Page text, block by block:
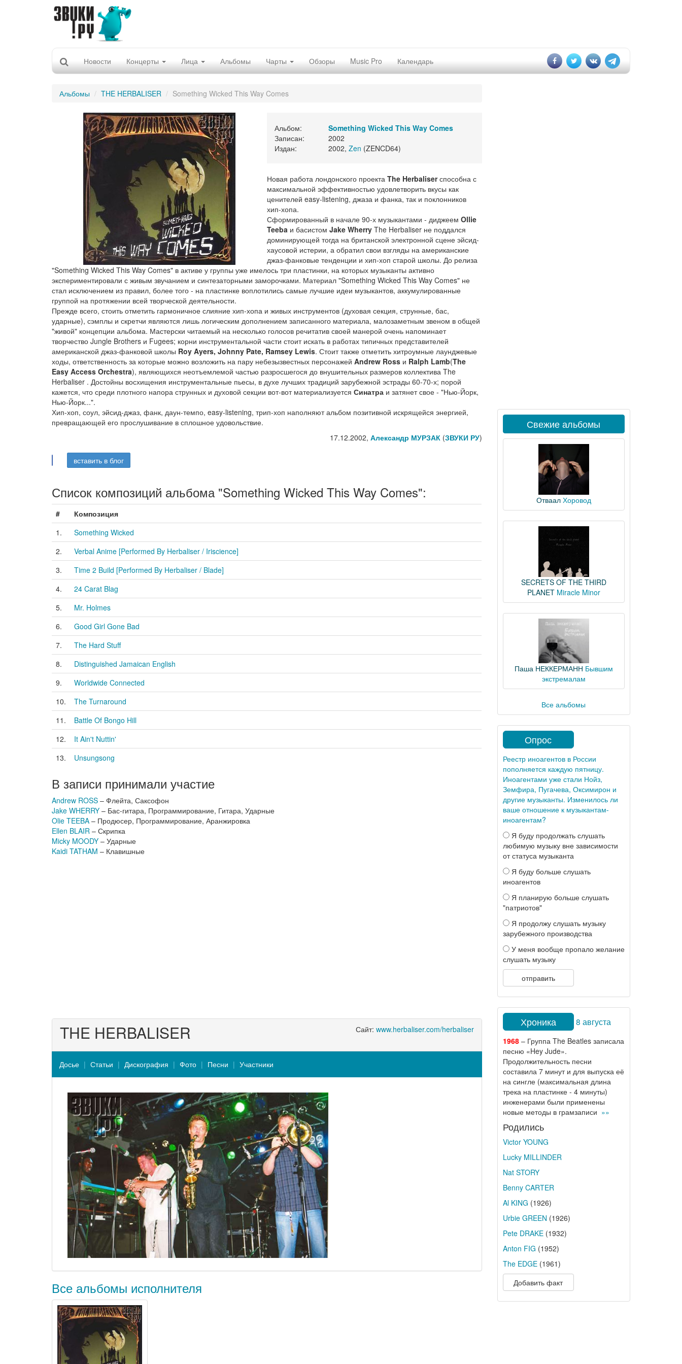
Новости Концерты Лица Альбомы Чарты Обзоры Music Pro Календарь
Альбомы THE HERBALISER Something Wicked This Way Comes
Альбом:
Something Wicked This Way Comes
Записан:
2002
Издан:
2002, Zen (ZENCD64)
Новая работа лондонского проекта The Herbaliserспособна с
максимальной эффективностью удовлетворить вкусы как
ценителей easy-listening, джаза и фанка, так и поклонников
хип-хопа.
Сформированный в начале 90-х музыкантами - диджеем Ollie
Teebaи басистом Jake WherryThe Herbaliser не поддался
доминирующей тогда на британской электронной сцене эйсид-
хаусовой истерии, а обратил свои взгляды на американские
джаз-фанковые тенденции и хип-хоп старой школы. До релиза
"Something Wicked This Way Comes" в активе у группы уже имелось три пластинки, на которых музыканты активно
экспериментировали с живым звучанием и синтезаторными заморочками. Материал "Something Wicked This Way Comes" не
стал исключением из правил, более того - на пластинке воплотились самые лучшие идеи музыкантов, аккумулированные
группой на протяжении всей творческой деятельности.
Прежде всего, стоить отметить гармоничное слияние хип-хопа и живых инструментов (духовая секция, струнные, бас,
ударные), сэмплы и скретчи являются лишь логическим дополнением записанного материала, малозаметным звеном в общей
"живой" концепции альбома. Мастерски читаемый на несколько голосов речитатив своей манерой очень напоминает
творчество Jungle Brothers и Fugees; корни инструментальной части стоит искать в работах типичных представителей
американской джаз-фанковой школы Roy Ayers, Johnny Pate, Ramsey Lewis. Стоит также отметить хитроумные лаунджевые
ходы, ответственность за которые можно возложить на пару небезызвестных персонажей Andrew Ross и Ralph Lamb(The
Easy Access Orchestra), являющихся неотъемлемой частью разросшегося до внушительных размеров коллектива The
Herbaliser . Достойны восхищения инструментальные пьесы, в духе лучших традиций зарубежной эстрады 60-70-х; порой
кажется, что среди плотного напора струнных и духовой секции вот-вот материализуется Синатра и затянет свое - "Нью-Йорк,
Нью-Йорк...".
Хип-хоп, соул, эйсид-джаз, фанк, даун-темпо, easy-listening, трип-хоп наполняют альбом позитивной искрящейся энергией,
превращающей его прослушивание в сплошное удовольствие.
17.12.2002, Александр МУРЗАК(ЗВУКИ РУ)
вставить в блог
Список композиций альбома "Something Wicked This Way Comes":
#
Композиция
1.
Something Wicked
2.
Verbal Anime [Performed By Herbaliser / Iriscience]
3.
Time 2 Build [Performed By Herbaliser / Blade]
4.
24 Carat Blag
5.
Mr. Holmes
6.
Good Girl Gone Bad
7.
The Hard Stuff
8.
Distinguished Jamaican English
9.
Worldwide Connected
10.
The Turnaround
11.
Battle Of Bongo Hill
12.
It Ain't Nuttin'
13.
Unsungsong
В записи принимали участие
Andrew ROSS – Флейта, Саксофон
Jake WHERRY – Бас-гитара, Программирование, Гитара, Ударные
Olie TEEBA – Продюсер, Программирование, Аранжировка
Ellen BLAIR – Скрипка
Micky MOODY – Ударные
Kaidi TATHAM – Клавишные
Сайт: www.herbaliser.com/herbaliser
THE HERBALISER
Досье Статьи Дискография Фото Песни Участники
Все альбомы исполнителя
Свежие альбомы
Отваал Хоровод
SECRETS OF THE THIRD
PLANET Miracle Minor
Паша НЕККЕРМАНН Бывшим
экстремалам
Все альбомы
Опрос
Реестр иноагентов в России
пополняется каждую пятницу.
Иноагентами уже стали Нойз,
Земфира, Пугачева, Оксимирон и
другие музыканты. Изменилось ли
ваше отношение к музыкантам-
иноагентам?
Я буду продолжать слушать
любимую музыку вне зависимости
от статуса музыканта
Я буду больше слушать
иноагентов
Я планирую больше слушать
"патриотов"
Я продолжу слушать музыку
зарубежного производства
У меня вообще пропало желание
слушать музыку
отправить
Хроника 8 августа
1968– Группа The Beatles записала
песню «Hey Jude».
Продолжительность песни
составила 7 минут и для выпуска её
на сингле (максимальная длина
трека на пластинке - 4 минуты)
инженерами были применены
новые методы в грамзаписи »»
Родились
Victor YOUNG
Lucky MILLINDER
Nat STORY
Benny CARTER
Al KING (1926)
Urbie GREEN (1926)
Pete DRAKE(1932)
Anton FIG (1952)
The EDGE(1961)
Добавить факт